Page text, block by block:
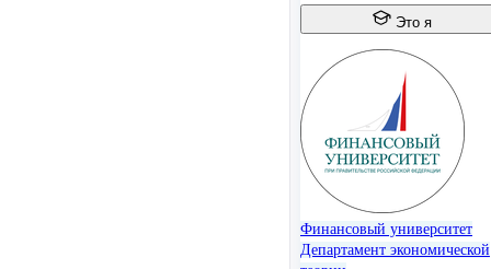
Это я
Финансовый университет
Департамент экономической